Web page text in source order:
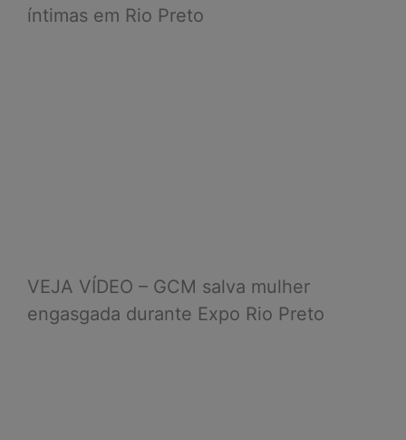
íntimas em Rio Preto
VEJA VÍDEO – GCM salva mulher
engasgada durante Expo Rio Preto